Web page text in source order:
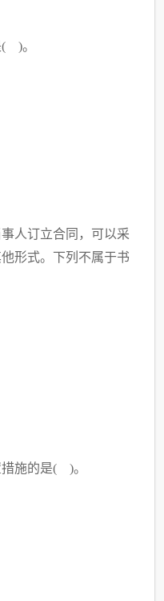
( )。
人订立合同，可以采
形式。下列不属于书
施的是( )。